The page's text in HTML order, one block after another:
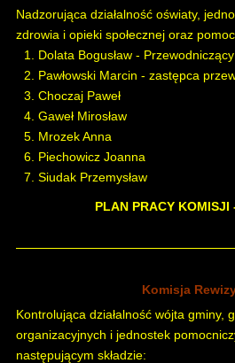
Nadzorująca działalność oświaty,
zdrowia i opieki społecznej oraz
Dolata Bogusław - Przewodniczący
Pawłowski Marcin - zastępca
Choczaj Paweł
Gaweł Mirosław
Mrozek Anna
Piechowicz Joanna
Siudak Przemysław
PLAN PRACY KOMISJI
Komisja
Kontrolująca działalność wójta gminy,
organizacyjnych i jednostek
następującym składzie: